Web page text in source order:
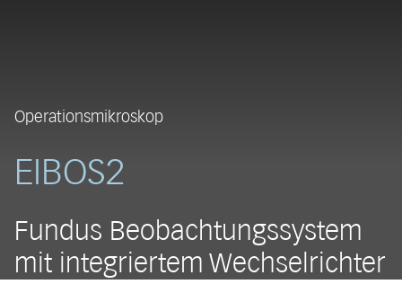
Operationsmikroskop
EIBOS2
Fundus Beobachtungssystem
mit integriertem Wechselrichter